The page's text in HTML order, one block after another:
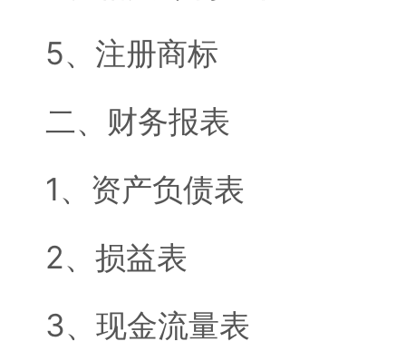
5、注册商标
二、财务报表
1、资产负债表
2、损益表
3、现金流量表